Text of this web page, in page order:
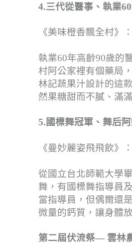
4.三代從醫事、執業
《美味橙香飄全村》
執業60年高齡90歲的
村阿公家裡有個藥局
林記蔬果汁設計的這
然果糖甜而不膩、滿
5.國標舞冠軍、舞后
《曼妙麗姿飛飛飲》
從國立台北師範大學
舞，有國標舞指導員
當指導員，但偶爾還
微量的鈣質，讓身體
第二屆伏流祭— 雲林